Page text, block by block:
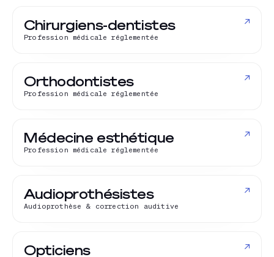
Chirurgiens-dentistes
Profession médicale réglementée
↗
Orthodontistes
Profession médicale réglementée
↗
Médecine esthétique
Profession médicale réglementée
↗
Audioprothésistes
Audioprothèse & correction auditive
↗
Opticiens ↗